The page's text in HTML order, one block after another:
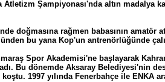
Atletizm Şampiyonası'nda altın madalya
doğmasına rağmen babasının
bu yana Kop'un antrenörlüğünde
Spor Akademisi'ne başlayarak
Bu dönemde Aksaray Belediyesi'nin
1997 yılında Fenerbahçe ile ENKA